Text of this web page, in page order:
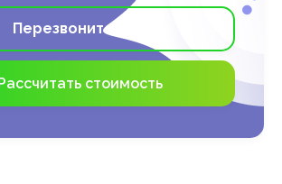
Перезвоните мне
стоимость